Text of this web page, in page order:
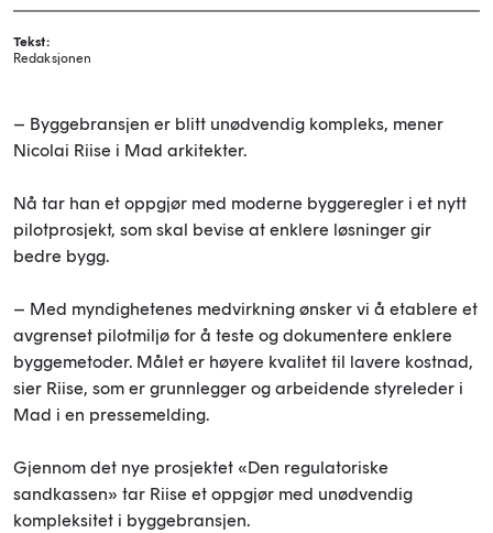
Tekst:
Redaksjonen
– Byggebransjen er blitt unødvendig kompleks, mener
Nicolai Riise i Mad arkitekter.
Nå tar han et oppgjør med moderne byggeregler i et nytt
pilotprosjekt, som skal bevise at enklere løsninger gir
bedre bygg.
– Med myndighetenes medvirkning ønsker vi å etablere et
avgrenset pilotmiljø for å teste og dokumentere enklere
byggemetoder. Målet er høyere kvalitet til lavere kostnad,
sier Riise, som er grunnlegger og arbeidende styreleder i
Mad i en pressemelding.
Gjennom det nye prosjektet «Den regulatoriske
sandkassen» tar Riise et oppgjør med unødvendig
kompleksitet i byggebransjen.